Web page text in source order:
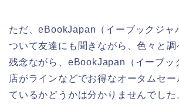
ただ、eBookJapan（イーブックジャ
ついて友達にも聞きながら、色々と調
残念ながら、eBookJapan（イーブッ
店がラインなどでお得なオータムセー
ているかどうかは分かりませんでした